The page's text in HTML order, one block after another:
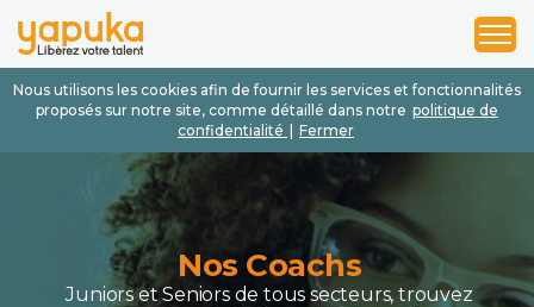
Nous utilisons les cookies afin de fournir les services et fonctionnalités
proposés sur notre site, comme détaillé dans notre politique de
confidentialité
Fermer
1
2
3
Nos Coachs
Juniors et Seniors de tous secteurs, trouvez